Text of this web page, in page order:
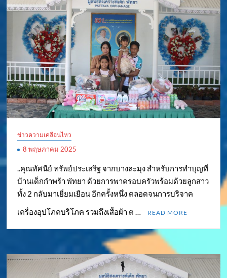
ข่าวความเคลื่อนไหว
8 พฤษภาคม 2025
..คุณทัศนีย์ ทรัพย์ประเสริฐ จากบางละมุง สำหรับการทำบุญที่
บ้านเด็กกำพร้า พัทยา ด้วยการพาครอบครัวพร้อมด้วยลูกสาว
ทั้ง 2 กลับมาเยี่ยมเยือน อีกครั้งหนึ่ง ตลอดจนการบริจาค
เครื่องอุปโภคบริโภค รวมถึงเสื้อผ้า ต …
READ MORE